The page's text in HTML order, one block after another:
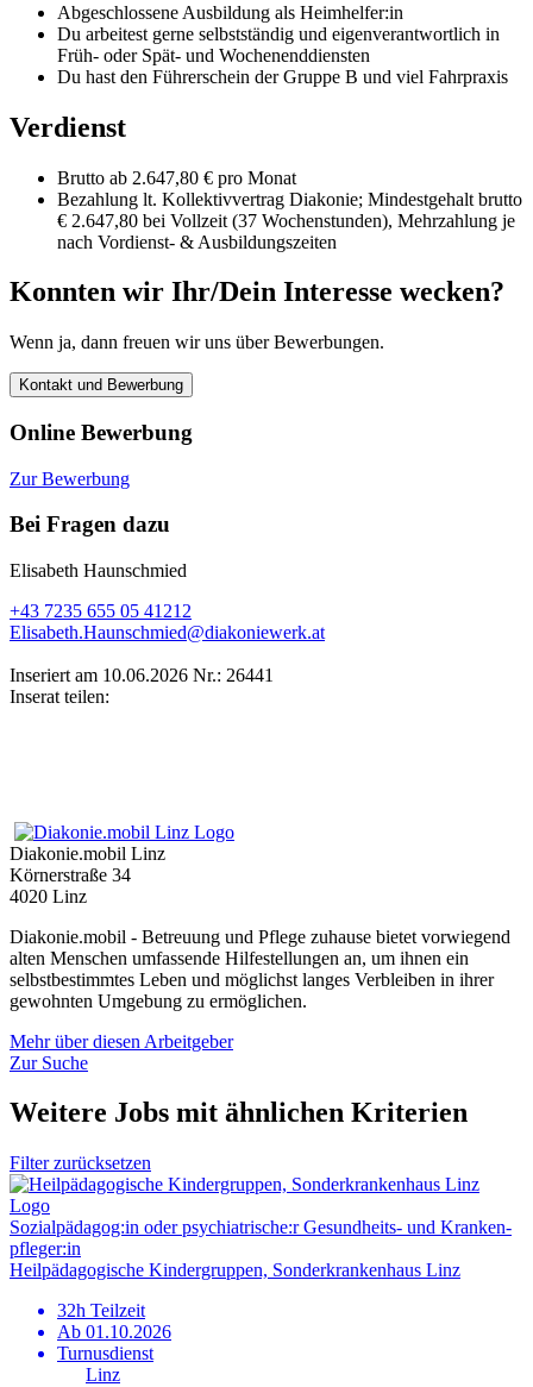
Abgeschlossene Ausbildung als Heimhelfer:in
Du arbeitest gerne selbstständig und eigenverantwortlich in
Früh- oder Spät- und Wochenenddiensten
Du hast den Führerschein der Gruppe B und viel Fahrpraxis
Verdienst
Brutto ab 2.647,80 € pro Monat
Bezahlung lt. Kollektivvertrag Diakonie; Mindestgehalt brutto
€ 2.647,80 bei Vollzeit (37 Wochenstunden), Mehrzahlung je
nach Vordienst- & Ausbildungszeiten
Konnten wir Ihr/Dein Interesse wecken?
Wenn ja, dann freuen wir uns über Bewerbungen.
Kontakt und Bewerbung
Online Bewerbung
Zur Bewerbung
Bei Fragen dazu
Elisabeth Haunschmied
+43 7235 655 05 41212
Elisabeth.Haunschmied@diakoniewerk.at
Inseriert am 10.06.2026 Nr.: 26441
Inserat teilen:
Diakonie.mobil Linz
Körnerstraße 34
4020 Linz
Diakonie.mobil - Betreuung und Pflege zuhause bietet vorwiegend
alten Menschen umfassende Hilfestellungen an, um ihnen ein
selbstbestimmtes Leben und möglichst langes Verbleiben in ihrer
gewohnten Umgebung zu ermöglichen.
Mehr über diesen Arbeitgeber
Zur Suche
Weitere Jobs mit ähnlichen Kriterien
Filter zurücksetzen
Sozialpädagog:in oder psychiatrische:r Gesundheits- und Kranken­
pfleger:in
Heilpädagogische Kindergruppen, Sonderkrankenhaus Linz
32h Teilzeit
Ab 01.10.2026
Turnusdienst
Linz